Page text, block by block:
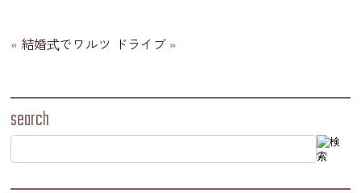
« 結婚式でワルツ ドライブ »
search